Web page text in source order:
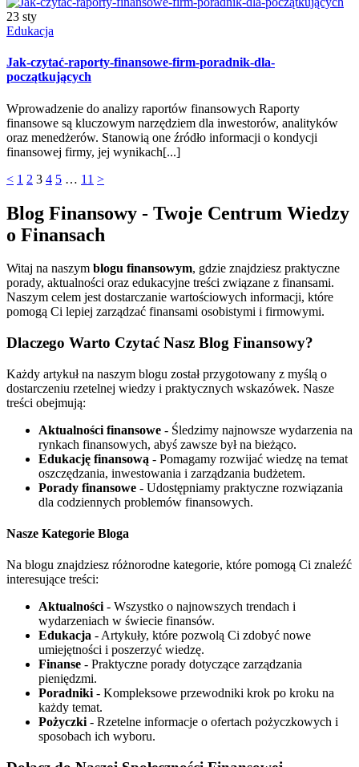
23 sty
Edukacja
Jak-czytać-raporty-finansowe-firm-poradnik-dla-
początkujących
Wprowadzenie do analizy raportów finansowych Raporty
finansowe są kluczowym narzędziem dla inwestorów, analityków
oraz menedżerów. Stanowią one źródło informacji o kondycji
finansowej firmy, jej wynikach[...]
< 1 2 3 4 5 … 11 >
Blog Finansowy - Twoje Centrum Wiedzy
o Finansach
Witaj na naszym blogu finansowym, gdzie znajdziesz praktyczne
porady, aktualności oraz edukacyjne treści związane z finansami.
Naszym celem jest dostarczanie wartościowych informacji, które
pomogą Ci lepiej zarządzać finansami osobistymi i firmowymi.
Dlaczego Warto Czytać Nasz Blog Finansowy?
Każdy artykuł na naszym blogu został przygotowany z myślą o
dostarczeniu rzetelnej wiedzy i praktycznych wskazówek. Nasze
treści obejmują:
Aktualności finansowe - Śledzimy najnowsze wydarzenia na
rynkach finansowych, abyś zawsze był na bieżąco.
Edukację finansową - Pomagamy rozwijać wiedzę na temat
oszczędzania, inwestowania i zarządzania budżetem.
Porady finansowe - Udostępniamy praktyczne rozwiązania
dla codziennych problemów finansowych.
Nasze Kategorie Bloga
Na blogu znajdziesz różnorodne kategorie, które pomogą Ci znaleźć
interesujące treści:
Aktualności- Wszystko o najnowszych trendach i
wydarzeniach w świecie finansów.
Edukacja - Artykuły, które pozwolą Ci zdobyć nowe
umiejętności i poszerzyć wiedzę.
Finanse - Praktyczne porady dotyczące zarządzania
pieniędzmi.
Poradniki- Kompleksowe przewodniki krok po kroku na
każdy temat.
Pożyczki- Rzetelne informacje o ofertach pożyczkowych i
sposobach ich wyboru.